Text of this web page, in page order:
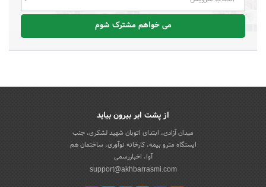
می خواهم مشترک شوم
از پشت ابر بیرون بیاید
میدان آزادی، ابتدای اتوبان شهید لشکری، جنب
ایستگاه مترو بیمه، کارخانه نوآوری، ساختمان هم
آوا، اخباررسمی
support@akhbarrasmi.com